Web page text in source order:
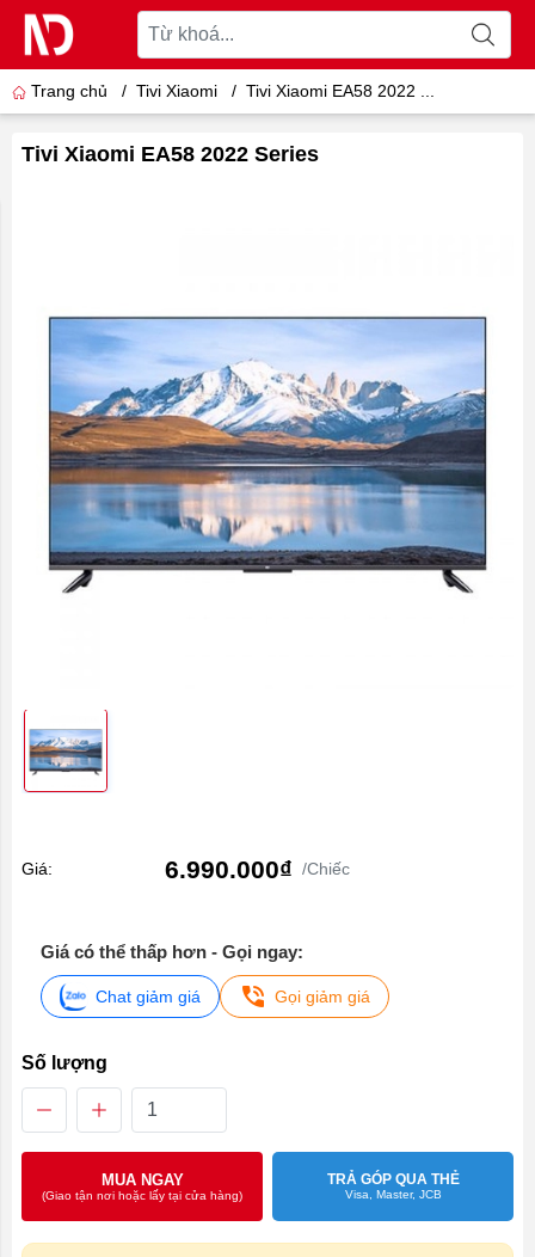
Trang chủ / Tivi Xiaomi / Tivi Xiaomi EA58 2022 ...
Tivi Xiaomi EA58 2022 Series
Giá: 6.990.000₫ /Chiếc
Giá có thể thấp hơn - Gọi ngay:
Chat giảm giá Gọi giảm giá
Số lượng
MUA NGAY
(Giao tận nơi hoặc lấy tại cửa hàng)
TRẢ GÓP QUA THẺ
Visa, Master, JCB